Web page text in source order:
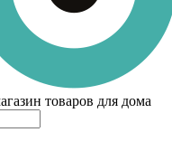
товаров для дома